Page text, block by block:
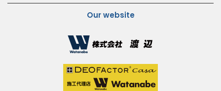
Our website